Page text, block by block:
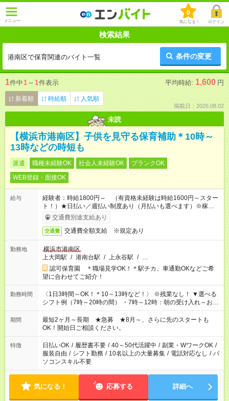
メニュー
0
気になる！ ログイン
検索結果
港南区で保育関連のバイト一覧 条件の変更
1件中1 ～ 1件表示 平均時給: 1,600 円
新着順 時給順 人気順
掲載日：2026.08.02
未読
【横浜市港南区】子供を見守る保育補助＊10時～
13時などの時短も
派遣 職種未経験OK 社会人未経験OK
ブランクOK
WEB登録・面接OK
給与
経験者：時給1800円～ （有資格未経験は時給1600円～スター
ト！）★日払い／週払い制度あり（月払いも選べます）※稼働開
始時は手続き完了次第のお支払いとなります★フルタイムできる
方は100円アップ！
交通費別途支給あり
交通費 交通費全額支給 ※規定あり
勤務地
横浜市港南区
上大岡駅 / 港南台駅 / 上永谷駅 / …
認可保育園 ＊職場見学OK！＊駅チカ、車通勤OKなどご希
望に合わせてご紹介！
勤務時間
〈1日3時間～OK！＊10～13時など！〉 ※残業なし！ ▼選べる
シフト例（7時～20時の間） ・7時～12時：朝の受け入れ～お昼
の準備 ・10時～13時：園児の見守り～お昼の補助 ・9時～16
時：帰りの会まで！子供の成長を見守る ・15時～20時：夜のお
迎えサポート
期間
最短2ヶ月～長期 ★急募 ★8月～、さらに先のスタートも
OK！開始日ご相談ください。
特徴 日払いOK / 履歴書不要 / 40～50代活躍中 / 副業・WワークOK /
服装自由 / シフト勤務 / 10名以上の大量募集 / 電話対応なし / パ
ソコンスキル不要
気になる！ 応募する 詳細へ